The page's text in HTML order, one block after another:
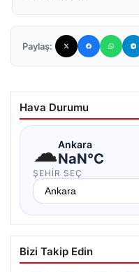
Paylaş:
Hava Durumu
☁Ankara
NaN°C
ŞEHIR SEÇ
Bizi Takip Edin